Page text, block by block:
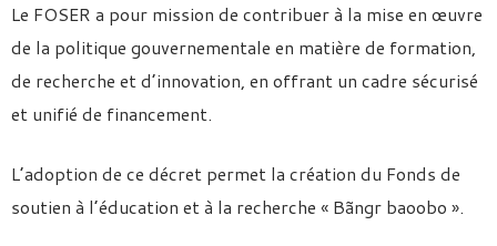
Le FOSER a pour mission de contribuer à la mise en œuvre
de la politique gouvernementale en matière de formation,
de recherche et d’innovation, en offrant un cadre sécurisé
et unifié de financement.
L’adoption de ce décret permet la création du Fonds de
soutien à l’éducation et à la recherche « Bãngr baoobo ».